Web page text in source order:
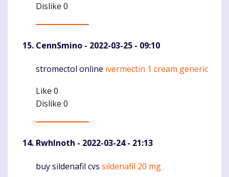
Dislike 0
CennSmino - 2022-03-25 - 09:10
Komentaras
stromectol online ivermectin 1 cream generic
Like 0
Dislike 0
RwhInoth - 2022-03-24 - 21:13
Komentaras
buy sildenafil cvs sildenafil 20 mg